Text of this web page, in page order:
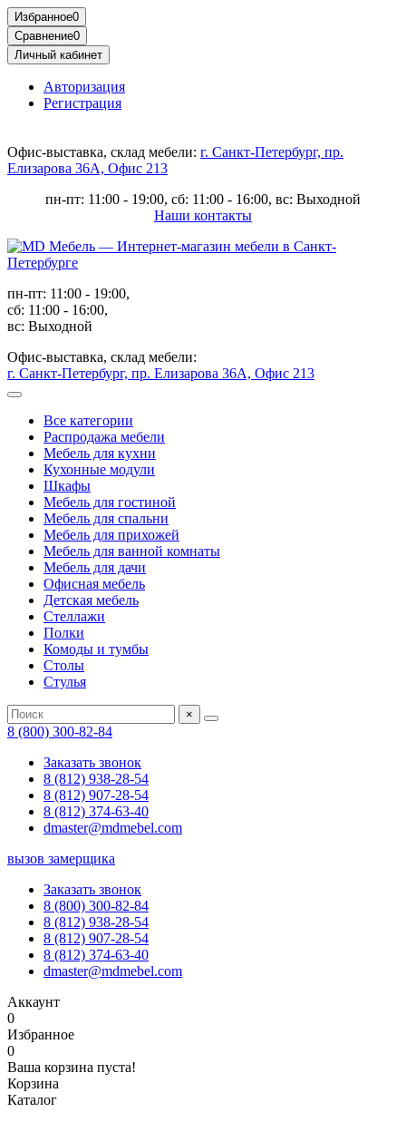
Избранное0
Сравнение0
Личный кабинет
Авторизация
Регистрация
Офис-выставка, склад мебели: г. Санкт-Петербург, пр.
Елизарова 36А, Офис 213
пн-пт: 11:00 - 19:00, сб: 11:00 - 16:00, вс: Выходной
Наши контакты
пн-пт: 11:00 - 19:00,
сб: 11:00 - 16:00,
вс: Выходной
Офис-выставка, склад мебели:
г. Санкт-Петербург, пр. Елизарова 36А, Офис 213
Все категории
Распродажа мебели
Мебель для кухни
Кухонные модули
Шкафы
Мебель для гостиной
Мебель для спальни
Мебель для прихожей
Мебель для ванной комнаты
Мебель для дачи
Офисная мебель
Детская мебель
Стеллажи
Полки
Комоды и тумбы
Столы
Стулья
×
8 (800) 300-82-84
Заказать звонок
8 (812) 938-28-54
8 (812) 907-28-54
8 (812) 374-63-40
dmaster@mdmebel.com
вызов замерщика
Заказать звонок
8 (800) 300-82-84
8 (812) 938-28-54
8 (812) 907-28-54
8 (812) 374-63-40
dmaster@mdmebel.com
Аккаунт
0
Избранное
0
Ваша корзина пуста!
Корзина
Каталог